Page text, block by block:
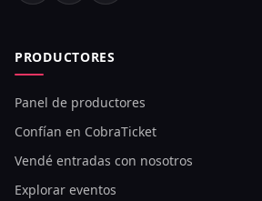
PRODUCTORES
Panel de productores
Confían en CobraTicket
Vendé entradas con nosotros
Explorar eventos